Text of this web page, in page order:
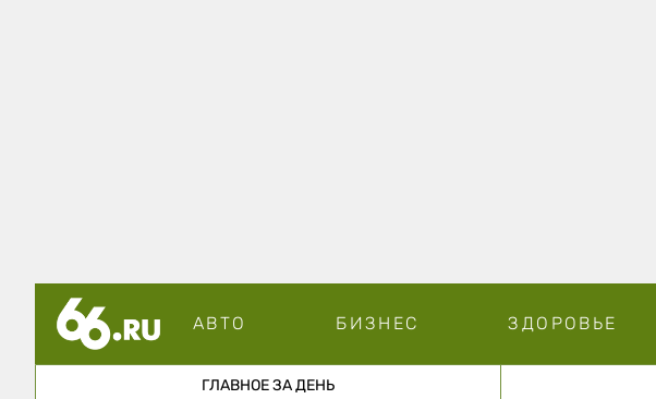
АВТО БИЗНЕС ЗДОРОВЬЕ
ГЛАВНОЕ ЗА ДЕНЬ